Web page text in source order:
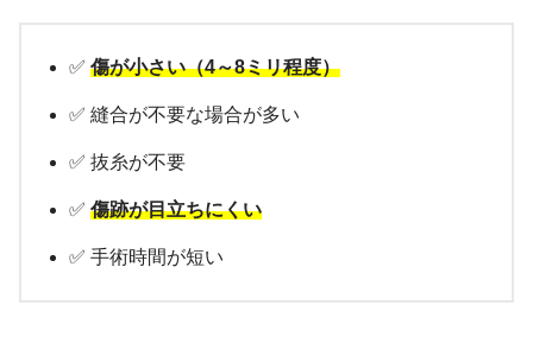
✅ 傷が小さい（4～8ミリ程度）
✅ 縫合が不要な場合が多い
✅ 抜糸が不要
✅ 傷跡が目立ちにくい
✅ 手術時間が短い